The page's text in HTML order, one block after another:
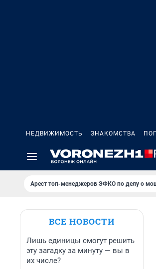
НЕДВИЖИМОСТЬ ЗНАКОМСТВА
Арест топ-менеджеров ЭФКО по делу о
ВСЕ НОВОСТИ
Лишь единицы смогут решить
эту загадку за минуту — вы в
их числе?